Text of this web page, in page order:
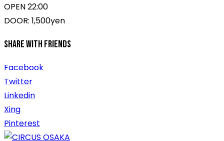
OPEN 22:00
DOOR: 1,500yen
Share With Friends
Facebook
Twitter
Linkedin
Xing
Pinterest